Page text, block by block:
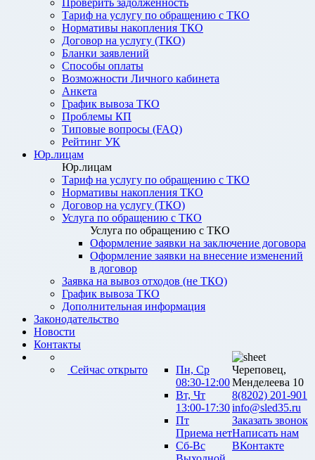
Проверить задолженность
Тариф на услугу по обращению с ТКО
Нормативы накопления ТКО
Договор на услугу (ТКО)
Бланки заявлений
Способы оплаты
Возможности Личного кабинета
Анкета
График вывоза ТКО
Проблемы КП
Типовые вопросы (FAQ)
Рейтинг УК
Юр.лицам
Юр.лицам
Тариф на услугу по обращению с ТКО
Нормативы накопления ТКО
Договор на услугу (ТКО)
Услуга по обращению с ТКО
Услуга по обращению с ТКО
Оформление заявки на заключение договора
Оформление заявки на внесение изменений
в договор
Заявка на вывоз отходов (не ТКО)
График вывоза ТКО
Дополнительная информация
Законодательство
Новости
Контакты
Сейчас открыто
Пн, Ср
08:30-12:00
Вт, Чт
13:00-17:30
Пт
Приема нет
Сб-Вс
Череповец,
Менделеева 10
8(8202) 201-901
info@sled35.ru
Заказать звонок
Написать нам
ВКонтакте